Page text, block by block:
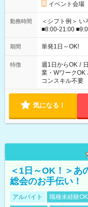
イベント会場
勤務時間
＜シフト例＞
■8:00-21:00
期間 単発1日～OK!
特徴 週1日からOK /
業・WワークOK
コンスキル不要
気になる！
＜1日～OK！＞あ
総会のお手伝い！
アルバイト 職種未経験OK